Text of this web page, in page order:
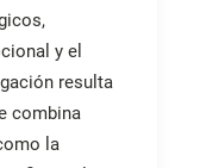
y el
resulta
combina
la